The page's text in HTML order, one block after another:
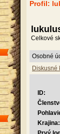
Profil:
Celkové
Osobné
Diskusné
ID:
Krajina: